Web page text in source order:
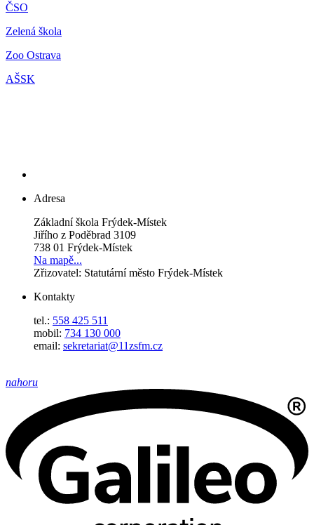
ČSO
Zelená škola
Zoo Ostrava
AŠSK
Adresa
Základní škola Frýdek-Místek
Jiřího z Poděbrad 3109
738 01 Frýdek-Místek
Na mapě...
Zřizovatel: Statutární město Frýdek-Místek
Kontakty
tel.: 558 425 511
mobil: 734 130 000
email: sekretariat@11zsfm.cz
nahoru